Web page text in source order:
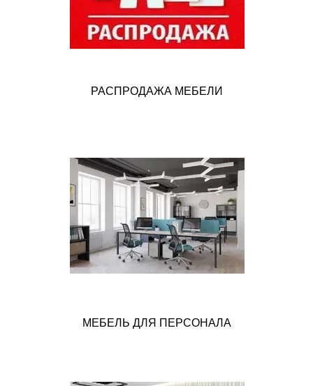
РАСПРОДАЖА МЕБЕЛИ
МЕБЕЛЬ ДЛЯ ПЕРСОНАЛА